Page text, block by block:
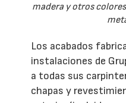
madera y otros
Los acabados
instalaciones de
a todas sus
chapas y